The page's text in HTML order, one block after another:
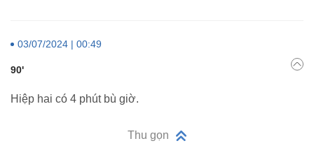
03/07/2024 | 00:49
90'
Hiệp hai có 4 phút bù giờ.
Thu gọn